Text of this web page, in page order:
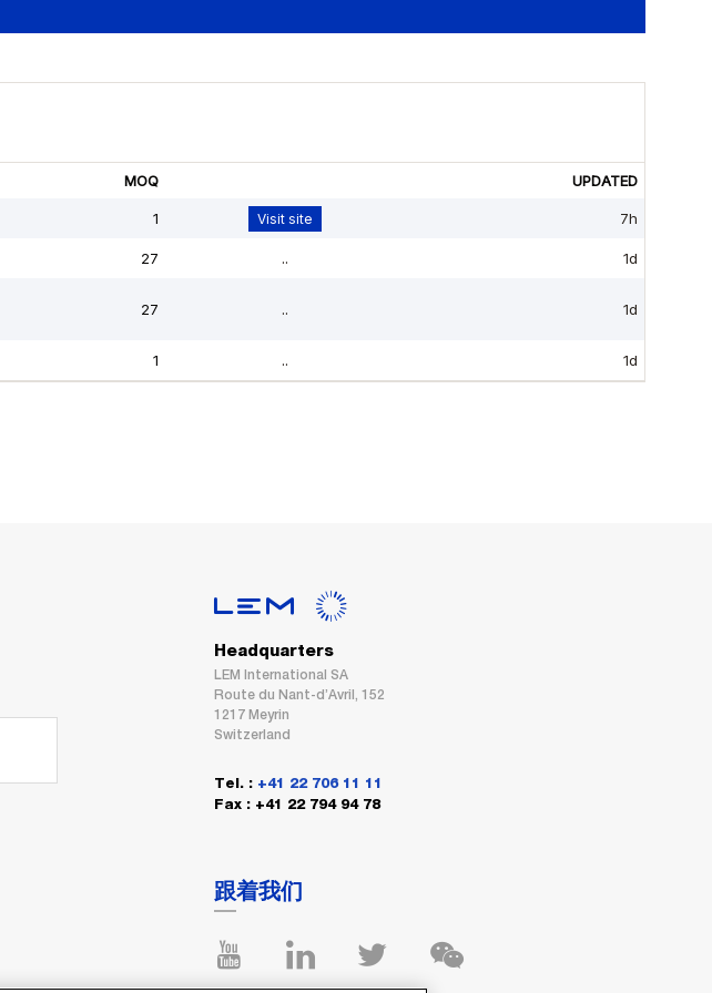
Headquarters
LEM International SA
Route du Nant-d’Avril, 152
1217 Meyrin
Switzerland
Tel. : +41 22 706 11 11
Fax : +41 22 794 94 78
跟着我们